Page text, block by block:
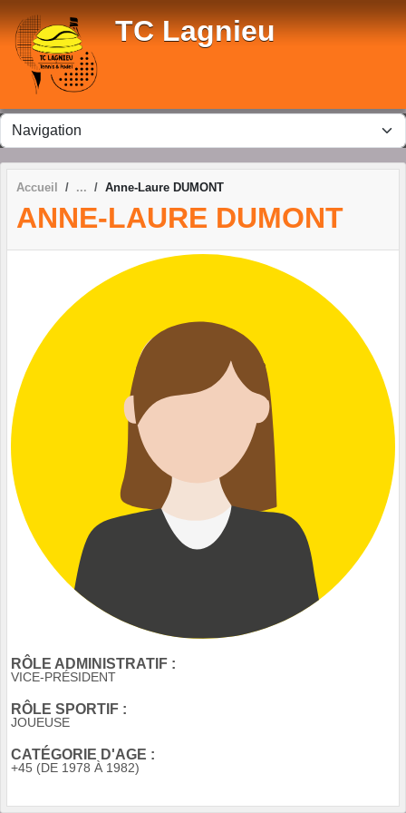
TC Lagnieu
Accueil Anne-Laure DUMONT
ANNE-LAURE DUMONT
RÔLE ADMINISTRATIF :
VICE-PRÉSIDENT
RÔLE SPORTIF :
JOUEUSE
CATÉGORIE D'AGE :
+45 (DE 1978 À 1982)